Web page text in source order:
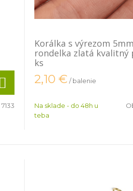
7133
Korálka s výrezom
rondelka zlatá kvalitný
ks
2,10 € / balenie
Na sklade - do 48h u
teba